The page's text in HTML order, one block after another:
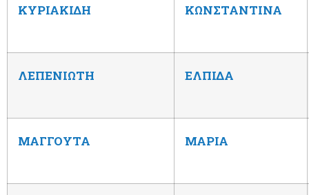
ΚΥΡΙΑΚΙΔΗ ΚΩΝΣΤΑΝΤΙΝΑ
ΛΕΠΕΝΙΩΤΗ ΕΛΠΙΔΑ
ΜΑΓΓΟΥΤΑ ΜΑΡΙΑ